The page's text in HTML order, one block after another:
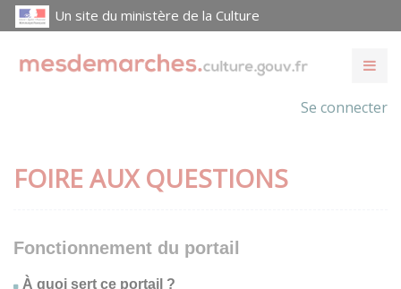
Un site du ministère de la Culture
Se connecter
FOIRE AUX QUESTIONS
Fonctionnement du portail
À quoi sert ce portail ?